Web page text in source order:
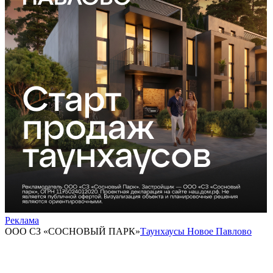
Реклама
ООО СЗ «СОСНОВЫЙ ПАРК»Таунхаусы Новое Павлово